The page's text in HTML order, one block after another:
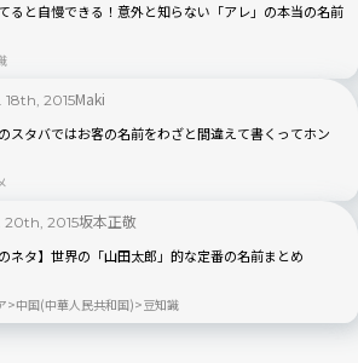
ると自慢できる！意外と知らない「アレ」の本当の名前
18th, 2015Maki
スタバではお客の名前をわざと間違えて書くってホン
20th, 2015坂本正敬
のネタ】世界の「山田太郎」的な定番の名前まとめ
中国(中華人民共和国) 豆知識